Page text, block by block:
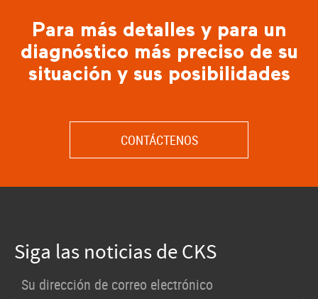
Para más detalles y para un
diagnóstico más preciso de su
situación y sus posibilidades
CONTÁCTENOS
Siga las noticias de CKS